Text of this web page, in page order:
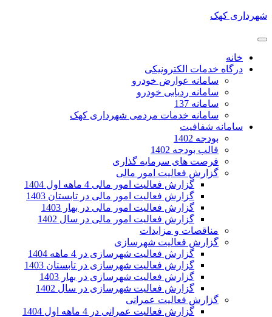
شهرداری کهک
خانه
درگاه خدمات الکترونیکی
سامانه عوارض خودرو
سامانه ردیابی خودرو
سامانه 137
سامانه خدمات مردمی شهرداری کهک
سامانه شفافیت
بودجه 1402
قالب بودجه 1402
فرصت های سرمایه گذاری
گزارش فعالیت امور مالی
گزارش فعالیت امور مالی 4 ماهه اول 1404
گزارش فعالیت امور مالی در تابستان 1403
گزارش فعالیت امور مالی در بهار 1403
گزارش فعالیت امور مالی در سال 1402
مناقصات و مزایدات
گزارش فعالیت شهرسازی
گزارش فعالیت شهرسازی در 4 ماهه 1404
گزارش فعالیت شهرسازی در تابستان 1403
گزارش فعالیت شهرسازی در بهار 1403
گزارش فعالیت شهرسازی در سال 1402
گزارش فعالیت عمرانی
گزارش فعالیت عمرانی در 4 ماهه اول 1404